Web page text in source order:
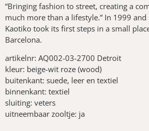
“Bringing fashion to street, creating a
much more than a lifestyle.” In 1999
Kaotiko took its first steps in a small
Barcelona.
artikelnr: AQ002-03-2700 Detroit
kleur: beige-wit roze (wood)
buitenkant: suede, leer en textiel
binnenkant: textiel
sluiting: veters
uitneembaar zooltje: ja